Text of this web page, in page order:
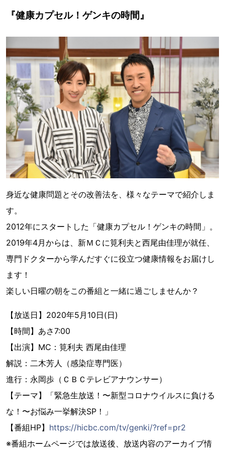
『健康カプセル！ゲンキの時間』
身近な健康問題とその改善法を、様々なテーマで紹介しま
す。
2012年にスタートした「健康カプセル！ゲンキの時間」。
2019年4月からは、新ＭＣに筧利夫と西尾由佳理が就任、
専門ドクターから学んだすぐに役立つ健康情報をお届けし
ます！
楽しい日曜の朝をこの番組と一緒に過ごしませんか？
【放送日】2020年5月10日(日)
【時間】あさ7:00
【出演】MC：筧利夫 西尾由佳理
解説：二木芳人（感染症専門医）
進行：永岡歩（ＣＢＣテレビアナウンサー）
【テーマ】「緊急生放送！〜新型コロナウイルスに負ける
な！〜お悩み一挙解決SP！」
【番組HP】 https://hicbc.com/tv/genki/?ref=pr2
※番組ホームページでは放送後、放送内容のアーカイブ情